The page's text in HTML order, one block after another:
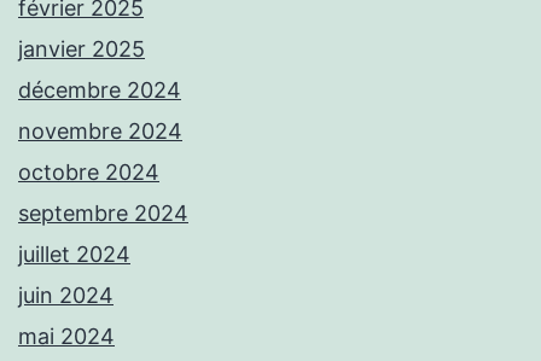
février 2025
janvier 2025
décembre 2024
novembre 2024
octobre 2024
septembre 2024
juillet 2024
juin 2024
mai 2024